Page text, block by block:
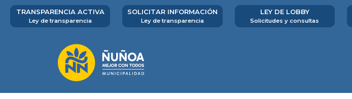
TRANSPARENCIA ACTIVA
Ley de transparencia
SOLICITAR INFORMACIÓN
Ley de transparencia
LEY DE LOBBY
Solicitudes y consultas